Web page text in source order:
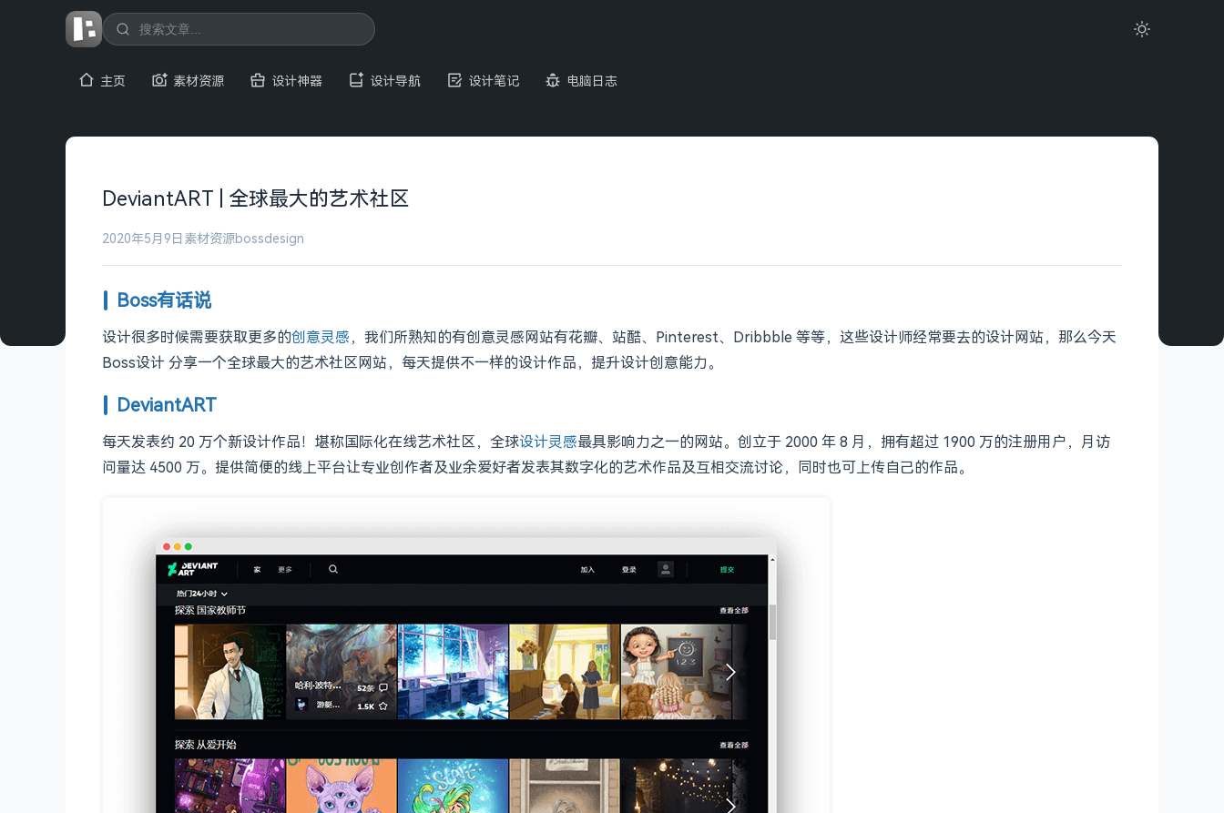
主页 素材资源 设计神器 设计导航 设计笔记 电脑日志
DeviantART | 全球最大的艺术社区
2020年5月9日 素材资源bossdesign
Boss有话说
设计很多时候需要获取更多的创意灵感，我们所熟知的有创意灵感网站有花瓣、站酷、Pinterest、Dribbble 等等，这些设计师经常要去的设计网站，那么今天
Boss设计 分享一个全球最大的艺术社区网站，每天提供不一样的设计作品，提升设计创意能力。
DeviantART
每天发表约 20 万个新设计作品！堪称国际化在线艺术社区，全球设计灵感最具影响力之一的网站。创立于 2000 年 8 月，拥有超过 1900 万的注册用户，月访
问量达 4500 万。提供简便的线上平台让专业创作者及业余爱好者发表其数字化的艺术作品及互相交流讨论，同时也可上传自己的作品。